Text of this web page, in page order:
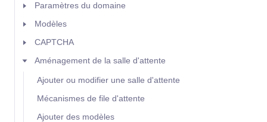
Paramètres du domaine
Modèles
CAPTCHA
Aménagement de la salle d'attente
Ajouter ou modifier une salle d'attente
Mécanismes de file d'attente
Ajouter des modèles